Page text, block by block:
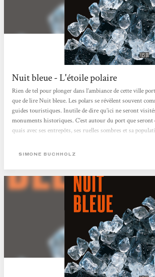
Nuit bleue - L'étoile polaire
Rien de tel pour plonger dans l’ambiance de cette ville
que de lire Nuit bleue. Les polars se révèlent souvent
guides touristiques. Inutile de dire qu’ici ne seront
monuments historiques. C’est autour du port que seront
quais avec ses entrepôts, ses ruelles sombres et sa
d’Italie, naturalisés ou non, plus quelques allemands de
SIMONE BUCHHOLZ